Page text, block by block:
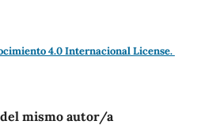
4.0 Internacional License.
mismo autor/a